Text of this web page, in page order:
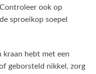
ook op
sproeikop soepel
kraan hebt met een
geborsteld nikkel, zorg